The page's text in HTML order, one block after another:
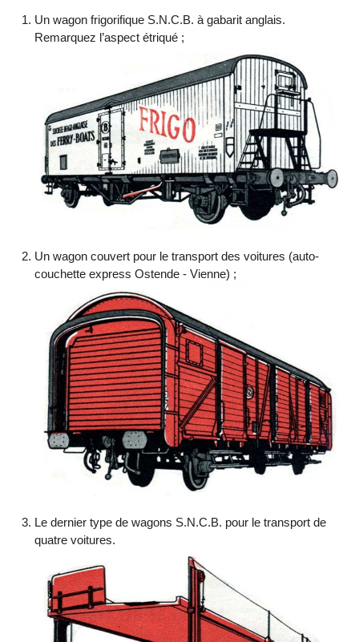
Un wagon frigorifique S.N.C.B. à gabarit anglais.
Remarquez l’aspect étriqué ;
Un wagon couvert pour le transport des voitures (auto-
couchette express Ostende - Vienne) ;
Le dernier type de wagons S.N.C.B. pour le transport de
quatre voitures.